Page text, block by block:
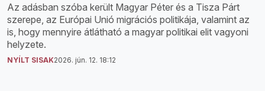
Az adásban szóba került Magyar Péter és a Tisza Párt
szerepe, az Európai Unió migrációs politikája, valamint az
is, hogy mennyire átlátható a magyar politikai elit vagyoni
helyzete.
NYÍLT SISAK2026. jún. 12. 18:12